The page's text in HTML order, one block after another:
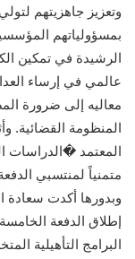
وتعزيز جاهزيتهم
بمسؤولياتهم
الرشيدة في تمكين
عالمي في إرساء
معاليه إلى ضرورة
المنظومة القضائية.
المعتمد �الدراسات
متمنياً لمنتسبي
وبدورها أكدت سعادة
إطلاق الدفعة
البرامج التأهيلية